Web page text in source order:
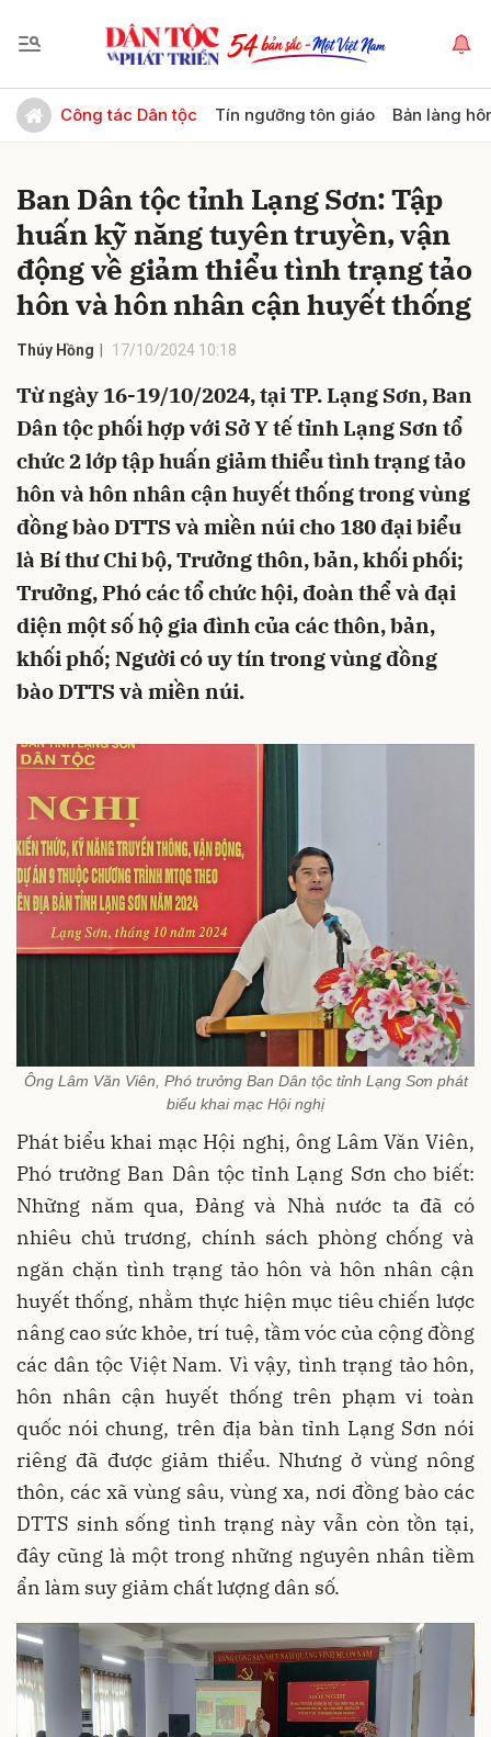
Công tác Dân tộc Tín ngưỡng tôn giáo Bản làng
Ban Dân tộc tỉnh Lạng Sơn: Tập
huấn kỹ năng tuyên truyền, vận
động về giảm thiểu tình trạng tảo
hôn và hôn nhân cận huyết thống
Thúy Hồng 17/10/2024 10:18
Từ ngày 16-19/10/2024, tại TP. Lạng Sơn, Ban
Dân tộc phối hợp với Sở Y tế tỉnh Lạng Sơn tổ
chức 2 lớp tập huấn giảm thiểu tình trạng tảo
hôn và hôn nhân cận huyết thống trong vùng
đồng bào DTTS và miền núi cho 180 đại biểu
là Bí thư Chi bộ, Trưởng thôn, bản, khối phối;
Trưởng, Phó các tổ chức hội, đoàn thể và đại
diện một số hộ gia đình của các thôn, bản,
khối phố; Người có uy tín trong vùng đồng
bào DTTS và miền núi.
Ông Lâm Văn Viên, Phó trưởng Ban Dân tộc tỉnh Lạng Sơn phát
biểu khai mạc Hội nghị
Phát biểu khai mạc Hội nghị, ông Lâm Văn Viên,
Phó trưởng Ban Dân tộc tỉnh Lạng Sơn cho biết:
Những năm qua, Đảng và Nhà nước ta đã có
nhiêu chủ trương, chính sách phòng chống và
ngăn chặn tình trạng tảo hôn và hôn nhân cận
huyết thống, nhằm thực hiện mục tiêu chiến lược
nâng cao sức khỏe, trí tuệ, tầm vóc của cộng đồng
các dân tộc Việt Nam. Vì vậy, tình trạng tảo hôn,
hôn nhân cận huyết thống trên phạm vi toàn
quốc nói chung, trên địa bàn tỉnh Lạng Sơn nói
riêng đã được giảm thiểu. Nhưng ở vùng nông
thôn, các xã vùng sâu, vùng xa, nơi đồng bào các
DTTS sinh sống tình trạng này vẫn còn tồn tại,
đây cũng là một trong những nguyên nhân tiềm
ẩn làm suy giảm chất lượng dân số.
Gửi bình luận